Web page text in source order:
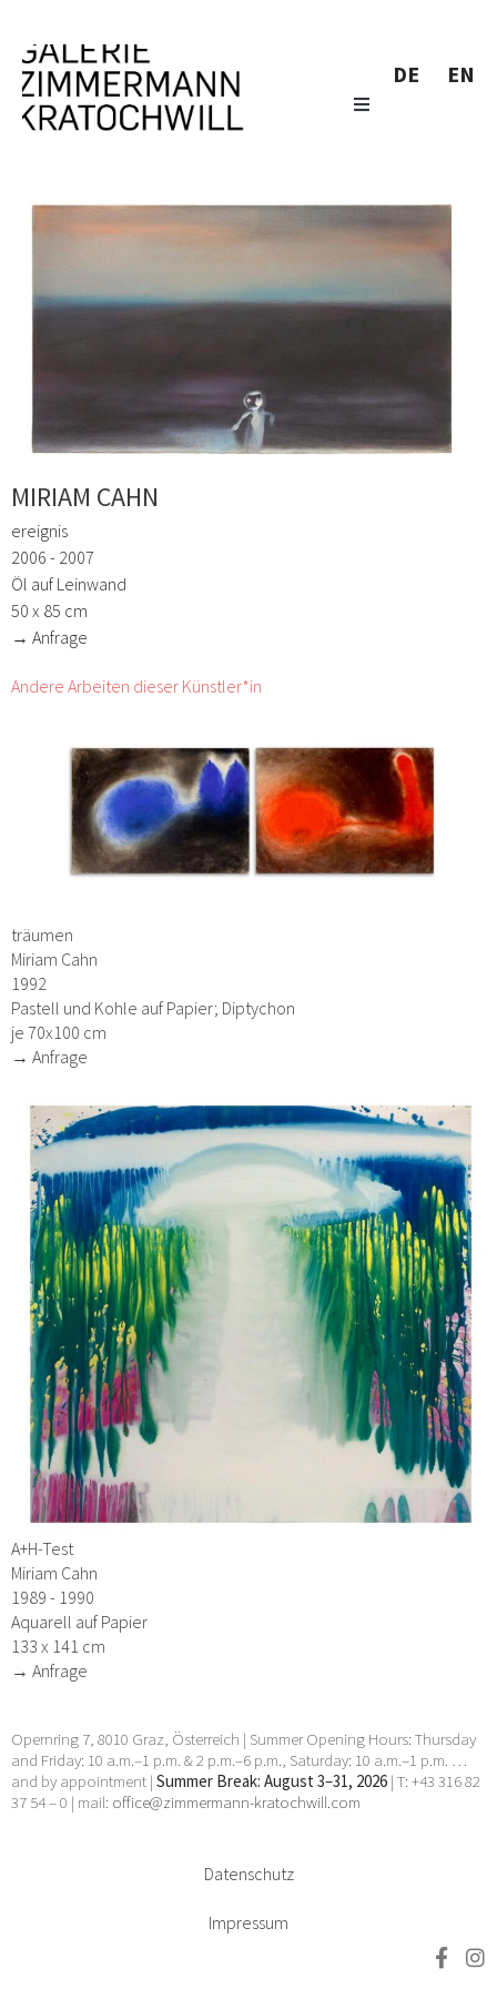
DE EN
MIRIAM CAHN
ereignis
2006 - 2007
Öl auf Leinwand
50 x 85 cm
→ Anfrage
Andere Arbeiten dieser Künstler*in
träumen
Miriam Cahn
1992
Pastell und Kohle auf Papier; Diptychon
je 70x100 cm
→ Anfrage
A+H-Test
Miriam Cahn
1989 - 1990
Aquarell auf Papier
133 x 141 cm
→ Anfrage
Opernring 7, 8010 Graz, Österreich | Summer Opening Hours: Thursday
and Friday: 10 a.m.–1 p.m. & 2 p.m.–6 p.m., Saturday: 10 a.m.–1 p.m. …
and by appointment | Summer Break: August 3–31, 2026 | T: +43 316 82
37 54 – 0 | mail: office@zimmermann-kratochwill.com
Datenschutz
Impressum